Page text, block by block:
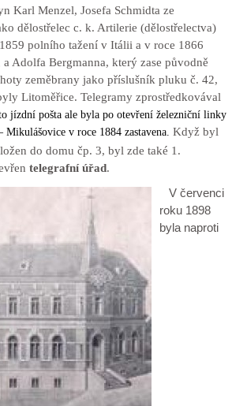
Karl Menzel, Josefa Schmidta ze
dělostřelec c. k. Artilerie (dělostřelectva)
polního tažení v Itálii a v roce 1866
Adolfa Bergmanna, který zase původně
zeměbrany jako příslušník pluku č. 42,
Litoměřice. Telegramy zprostředkovával
jízdní pošta ale byla po otevření železniční linky
Mikulášovice v roce 1884 zastavena. Když byl
do domu čp. 3, byl zde také 1.
telegrafní úřad.
V červenci
roku 1898
byla naproti